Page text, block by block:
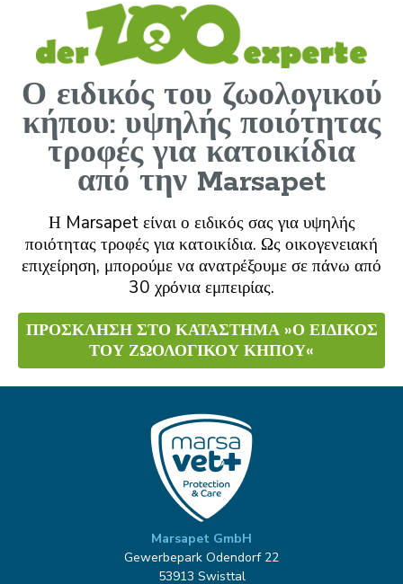
Ο ειδικός του ζωολογικού
κήπου: υψηλής ποιότητας
τροφές για κατοικίδια
από την Marsapet
Η Marsapet είναι ο ειδικός σας για υψηλής
ποιότητας τροφές για κατοικίδια. Ως οικογενειακή
επιχείρηση, μπορούμε να ανατρέξουμε σε πάνω από
30 χρόνια εμπειρίας.
ΠΡΟΣΚΛΗΣΗ ΣΤΟ ΚΑΤΆΣΤΗΜΑ »Ο ΕΙΔΙΚΌΣ
ΤΟΥ ΖΩΟΛΟΓΙΚΟΎ ΚΉΠΟΥ«
Marsapet GmbH
Gewerbepark Odendorf 22
53913 Swisttal